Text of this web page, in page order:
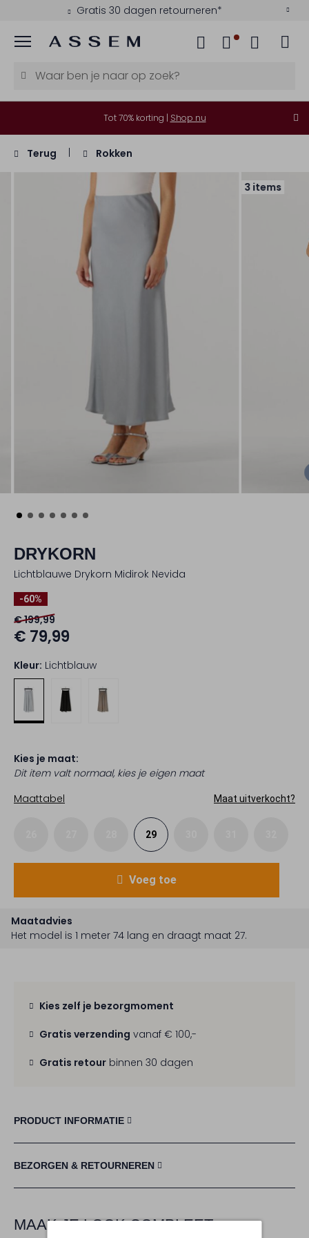
Gratis 30 dagen retourneren*
Menu
Tot 70% korting | Shop nu
Terug Rokken
3 items
DRYKORN
Lichtblauwe Drykorn Midirok Nevida
-60%
€ 199,99
€ 79,99
Kleur: Lichtblauw
Kies je maat:
Dit item valt normaal, kies je eigen maat
Maattabel
Maat uitverkocht?
29
Voeg toe
Maatadvies
Het model is 1 meter 74 lang en draagt maat 27.
Kies zelf je bezorgmoment
Gratis verzending vanaf € 100,-
Gratis retour binnen 30 dagen
PRODUCT INFORMATIE
BEZORGEN & RETOURNEREN
MAAK JE LOOK COMPLEET